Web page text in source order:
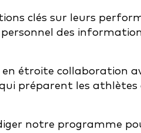
clés sur leurs
des
étroite collaboration
préparent les athlètes
notre programme